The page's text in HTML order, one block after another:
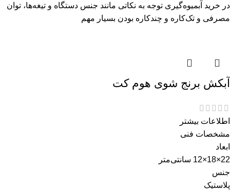
در خرید آبمیوه‌گیری توجه به نکاتی مانند جنس دستگاه و تیغه‌ها، توان
مصرفی و تک‌کاره و چندکاره بودن بسیار مهم
آبکش برنج شوی هوم کت
اطلاعات بیشتر
مشخصات فنی
ابعاد
22×18×12 سانتی‌متر
جنس
پلاستیک